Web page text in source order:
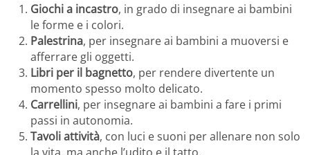
Giochi a incastro, in grado di insegnare ai bambini
le forme e i colori.
Palestrina, per insegnare ai bambini a muoversi e
afferrare gli oggetti.
Libri per il bagnetto, per rendere divertente un
momento spesso molto delicato.
Carrellini, per insegnare ai bambini a fare i primi
passi in autonomia.
Tavoli attività, con luci e suoni per allenare non solo